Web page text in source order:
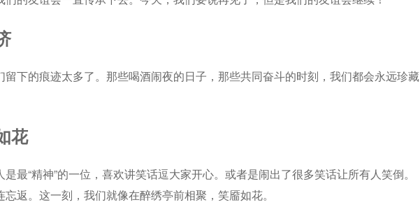
下的痕迹太多了。那些喝酒闹夜的日子，那些共同奋斗的时刻，我们都会永远珍藏
花
最“精神”的一位，喜欢讲笑话逗大家开心。或者是闹出了很多笑话让所有人笑倒。
返。这一刻，我们就像在醉绣亭前相聚，笑靥如花。